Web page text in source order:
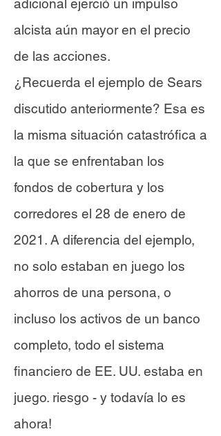
adicional ejerció un impulso
alcista aún mayor en el precio
de las acciones.
¿Recuerda el ejemplo de Sears
discutido anteriormente? Esa es
la misma situación catastrófica a
la que se enfrentaban los
fondos de cobertura y los
corredores el 28 de enero de
2021. A diferencia del ejemplo,
no solo estaban en juego los
ahorros de una persona, o
incluso los activos de un banco
completo, todo el sistema
financiero de EE. UU. estaba en
juego. riesgo - y todavía lo es
ahora!